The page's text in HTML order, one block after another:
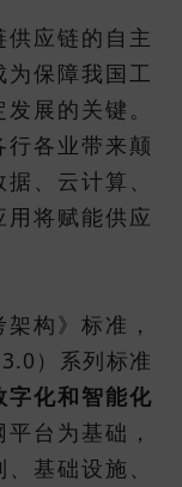
应链的自主
保障我国工
展的关键。
各业带来颠
、云计算、
用将赋能供应
构》标准，
）系列标准
字化和智能化
平台为基础，
基础设施、